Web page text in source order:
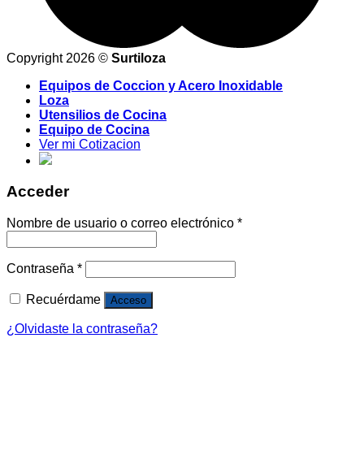
Copyright 2026 © Surtiloza
Equipos de Coccion y Acero Inoxidable
Loza
Utensilios de Cocina
Equipo de Cocina
Ver mi Cotizacion
Acceder
Nombre de usuario o correo electrónico *
Contraseña *
Recuérdame Acceso
¿Olvidaste la contraseña?